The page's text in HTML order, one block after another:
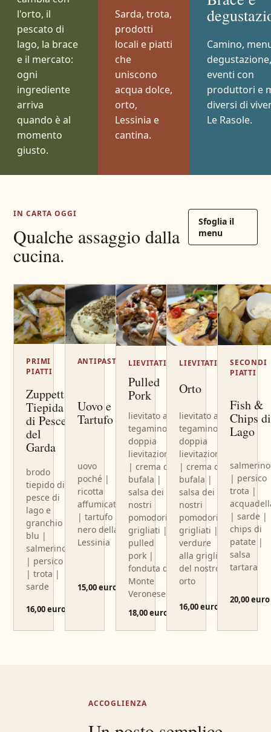
l'orto, il
pescato di
lago, la brace
e il mercato:
ogni
ingrediente
arriva
quando è al
momento
giusto.
Sarda, trota,
prodotti
locali e piatti
che
uniscono
acqua dolce,
orto,
Lessinia e
cantina.
Camino,
degustazione,
eventi con
produttori e
diversi di
Le Rasole.
IN CARTA OGGI
Qualche assaggio dalla
cucina.
Sfoglia il
menu
PRIMI
PIATTI
Zuppetta
Tiepida
di Pesce
del
Garda
brodo
tiepido di
pesce di
lago e
granchio
blu |
salmerino
| persico
| trota |
sarde
16,00 euro
ANTIPASTI
Uovo e
Tartufo
uovo
poché |
ricotta
affumicata
| tartufo
nero della
Lessinia
15,00 euro
LIEVITATI
Pulled
Pork
lievitato al
tegamino a
doppia
lievitazione
| crema di
bufala |
salsa dei
nostri
pomodori
grigliati |
pulled
pork |
fonduta di
Monte
Veronese
18,00 euro
LIEVITATI
Orto
lievitato al
tegamino a
doppia
lievitazione
| crema di
bufala |
salsa dei
nostri
pomodori
grigliati |
verdure
alla griglia
del nostro
orto
16,00 euro
SECONDI
PIATTI
Fish &
Chips di
Lago
salmerino
| persico
trota |
| sarde |
chips di
patate |
salsa
tartara
20,00 euro
ACCOGLIENZA